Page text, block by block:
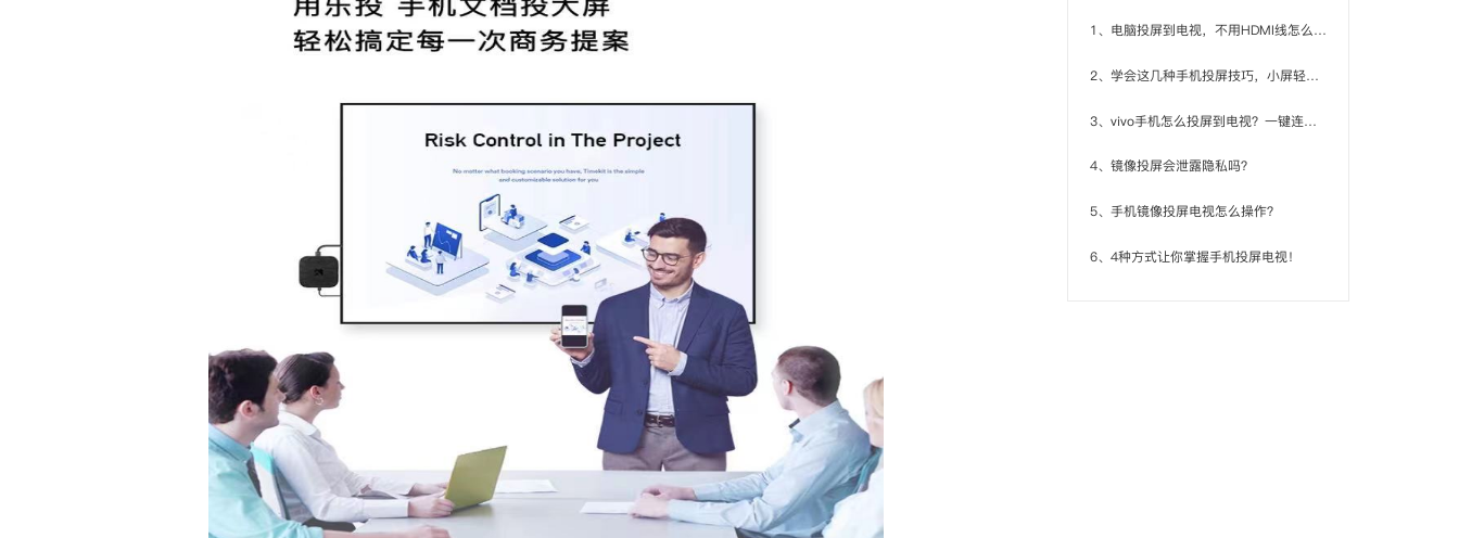
1、电脑投屏到电视，不用HDMI线怎么投？
2、学会这几种手机投屏技巧，小屏轻松变大屏！
3、vivo手机怎么投屏到电视？一键连接，电视随你掌控！
4、镜像投屏会泄露隐私吗？
5、手机镜像投屏电视怎么操作？
6、4种方式让你掌握手机投屏电视！